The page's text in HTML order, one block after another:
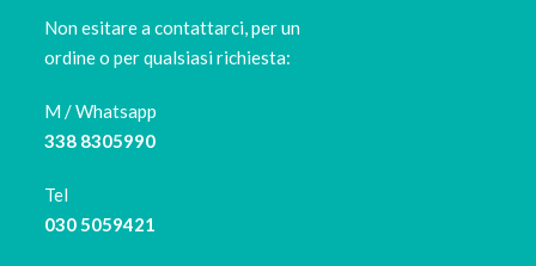
Non esitare a contattarci, per un
ordine o per qualsiasi richiesta:
M / Whatsapp
338 8305990
Tel
030 5059421